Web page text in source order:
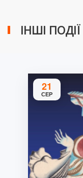
ІНШІ ПОДІЇ
21
СЕР